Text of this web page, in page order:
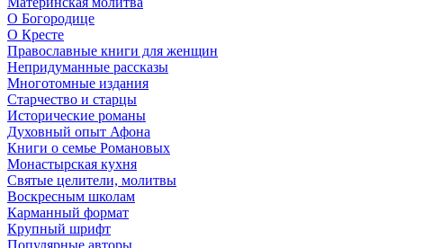
О Богородице
О Кресте
Православные книги для женщин
Непридуманные рассказы
Многотомные издания
Старчество и старцы
Исторические романы
Духовный опыт Афона
Книги о семье Романовых
Монастырская кухня
Святые целители, молитвы
Воскресным школам
Карманный формат
Крупный шрифт
Популярные авторы